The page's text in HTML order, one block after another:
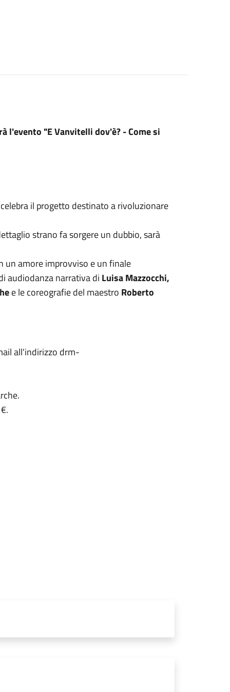
l'evento "E Vanvitelli dov'è? - Come si
il progetto destinato a rivoluzionare
strano fa sorgere un dubbio, sarà
un amore improvviso e un finale
audiodanza narrativa di Luisa Mazzocchi,
e le coreografie del maestro Roberto
all'indirizzo drm-